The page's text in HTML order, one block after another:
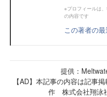
※プロフィールは
の内容です
この著者の
提供：
【AD】本記事の内容は記事
作 株式会社翔泳